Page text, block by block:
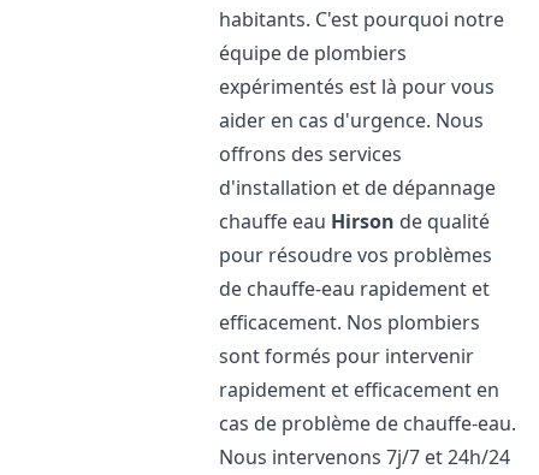
habitants. C'est pourquoi notre
équipe de plombiers
expérimentés est là pour vous
aider en cas d'urgence. Nous
offrons des services
d'installation et de dépannage
chauffe eau Hirson de qualité
pour résoudre vos problèmes
de chauffe-eau rapidement et
efficacement. Nos plombiers
sont formés pour intervenir
rapidement et efficacement en
cas de problème de chauffe-eau.
Nous intervenons 7j/7 et 24h/24